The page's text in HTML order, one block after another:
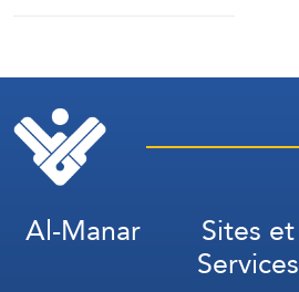
Al-Manar Sites et
Services